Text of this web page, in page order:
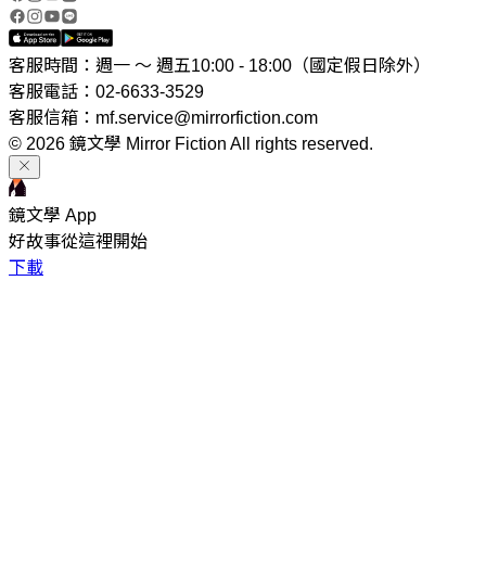
客服時間：週一 ～ 週五10:00 - 18:00（國定假日除外）
客服電話：02-6633-3529
客服信箱：mf.service@mirrorfiction.com
© 2026 鏡文學 Mirror Fiction All rights reserved.
鏡文學 App
好故事從這裡開始
下載